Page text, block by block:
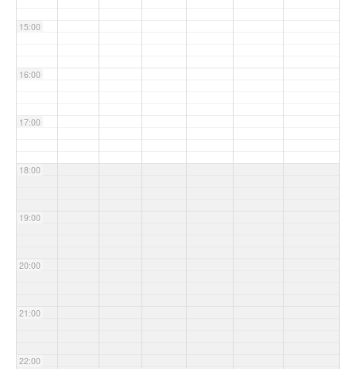
15:00
16:00
17:00
18:00
19:00
20:00
21:00
22:00